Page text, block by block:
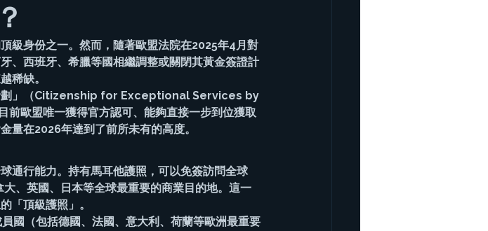
級身份之一。然而，隨著歐盟法院在2025年4月對
、西班牙、希臘等國相繼調整或關閉其黃金簽證計
稀缺。
劃」（Citizenship for Exceptional Services by
歐盟唯一獲得官方認可、能夠直接一步到位獲取
量在2026年達到了前所未有的高度。
通行能力。持有馬耳他護照，可以免簽訪問全球
、英國、日本等全球最重要的商業目的地。這一
「頂級護照」。
國（包括德國、法國、意大利、荷蘭等歐洲最重要